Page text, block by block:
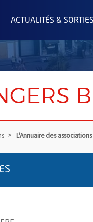
l'accueil
ACTUALITÉS & SORTIES
L'Annuaire des associations